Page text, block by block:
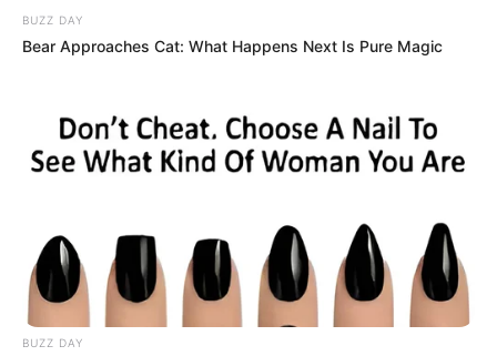
В Ужгороді розпочався
розгляд справи про
контрабандні гаджети на 100
СІЧ 4, 2021
BUZZ DAY
Bear Approaches Cat: What Happens Next Is Pure Magic
BUZZ DAY